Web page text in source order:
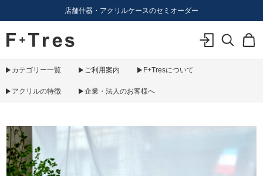
F+Tres｜エフ プラス トレス｜material figure experience
店舗什器・アクリルケースのセミオーダー
カテゴリー一覧 ご利用案内 F+Tresについて
アクリルの特徴 企業・法人のお客様へ